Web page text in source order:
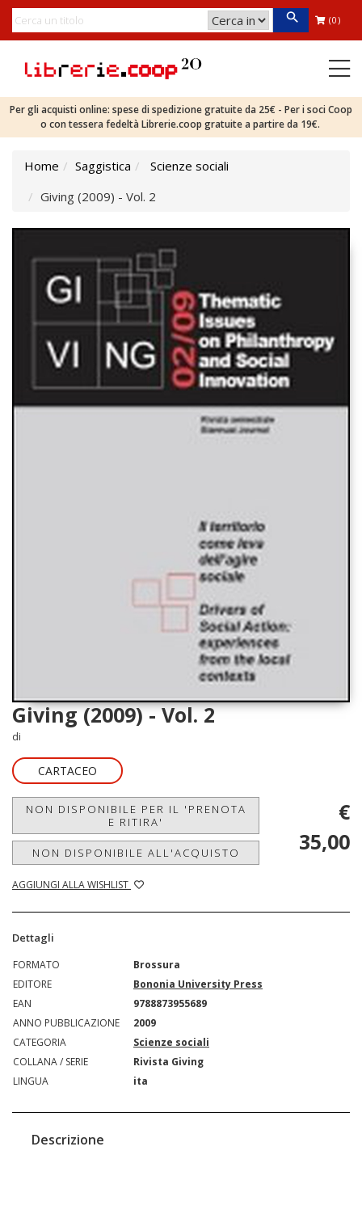
(0)
Per gli acquisti online: spese di spedizione gratuite da 25€ - Per i soci Coop
o con tessera fedeltà Librerie.coop gratuite a partire da 19€.
Home Saggistica
Scienze sociali
Giving (2009) - Vol. 2
Giving (2009) - Vol. 2
di
CARTACEO
NON DISPONIBILE PER IL 'PRENOTA
E RITIRA'
NON DISPONIBILE ALL'ACQUISTO
AGGIUNGI ALLA WISHLIST
€
35,00
Dettagli
FORMATO
Brossura
EDITORE
Bononia University Press
EAN
9788873955689
ANNO PUBBLICAZIONE
2009
CATEGORIA
Scienze sociali
COLLANA / SERIE
Rivista Giving
LINGUA
ita
Descrizione